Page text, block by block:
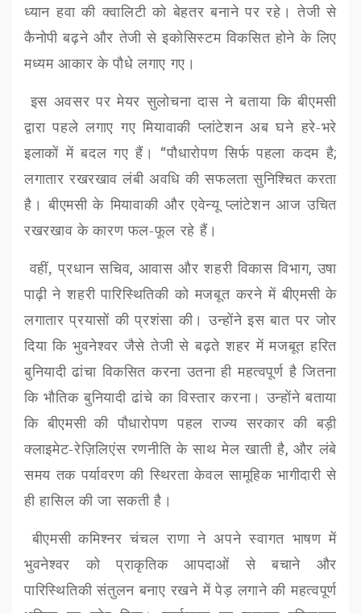
ध्यान हवा की क्वालिटी को बेहतर बनाने पर रहे। तेजी से
कैनोपी बढ़ने और तेजी से इकोसिस्टम विकसित होने के लिए
मध्यम आकार के पौधे लगाए गए।
इस अवसर पर मेयर सुलोचना दास ने बताया किबीएमसी
द्वारा पहले लगाए गए मियावाकी प्लांटेशन अब घने हरे-भरे
इलाकों में बदल गए हैं। “पौधारोपण सिर्फ पहला कदम है;
लगातार रखरखाव लंबी अवधि की सफलता सुनिश्चित करता
है।बीएमसी के मियावाकी और एवेन्यू प्लांटेशन आज उचित
रखरखाव के कारण फल-फूल रहे हैं।
वहीं, प्रधान सचिव, आवास और शहरी विकास विभाग,उषा
पाढ़ी ने शहरी पारिस्थितिकी को मजबूत करने मेंबीएमसी के
लगातार प्रयासों की प्रशंसा की। उन्होंने इस बात पर जोर
दिया कि भुवनेश्वर जैसे तेजी से बढ़ते शहर में मजबूत हरित
बुनियादी ढांचा विकसित करना उतना ही महत्वपूर्ण है जितना
कि भौतिक बुनियादी ढांचे का विस्तार करना। उन्होंने बताया
किबीएमसी की पौधारोपण पहल राज्य सरकार की बड़ी
क्लाइमेट-रेज़िलिएंस रणनीति के साथ मेल खाती है, और लंबे
समय तक पर्यावरण की स्थिरता केवल सामूहिक भागीदारी से
ही हासिल की जा सकती है।
बीएमसी कमिश्नर चंचल राणा ने अपने स्वागत भाषण में
भुवनेश्वर को प्राकृतिक आपदाओं से बचाने और
पारिस्थितिकी संतुलन बनाए रखने में पेड़ लगाने की महत्वपूर्ण